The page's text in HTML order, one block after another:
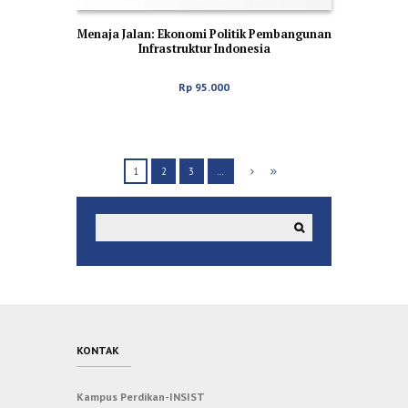
Menaja Jalan: Ekonomi Politik Pembangunan
Infrastruktur Indonesia
Rp 95.000
1 2 3
KONTAK
Kampus Perdikan-INSIST